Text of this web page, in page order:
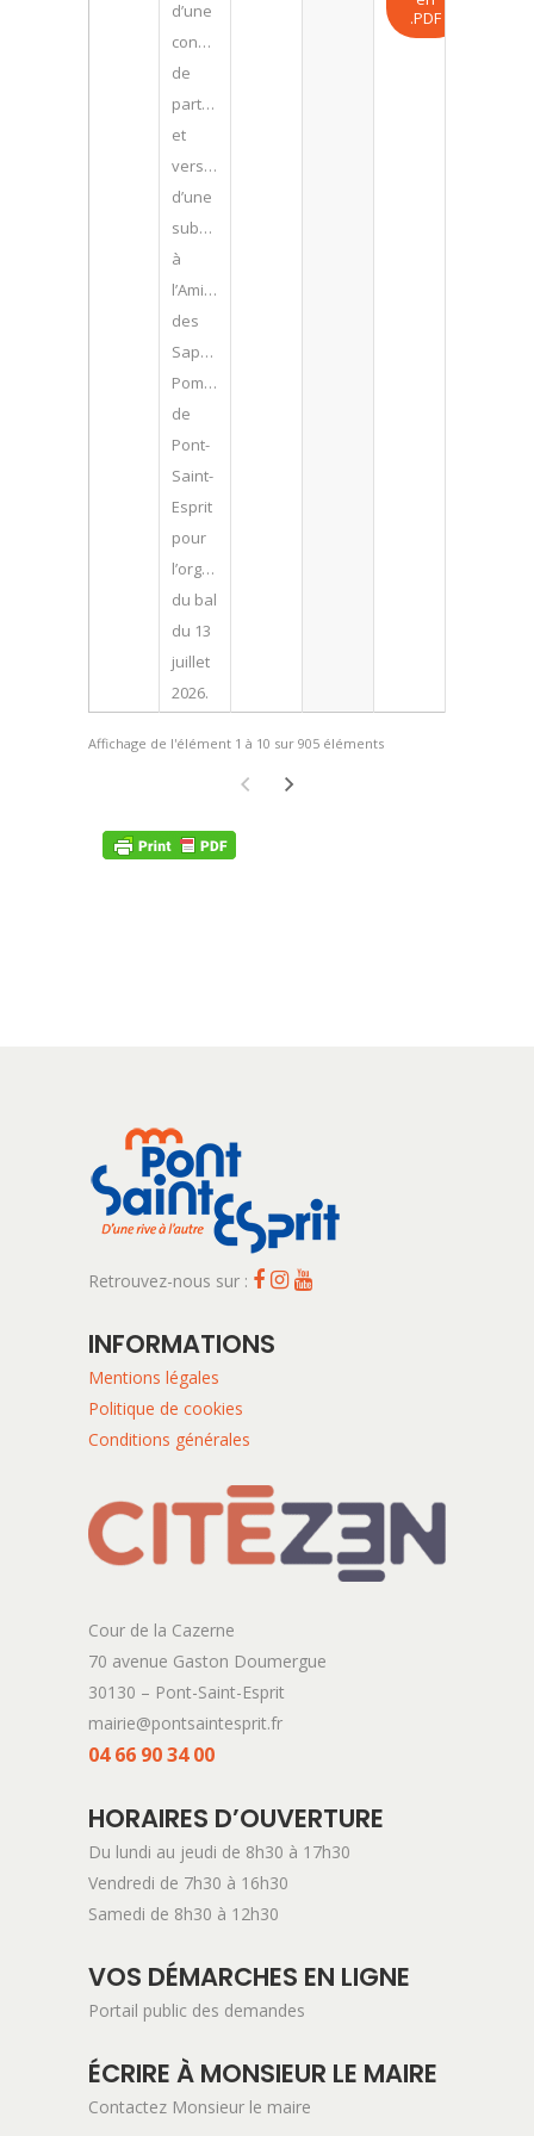
d’une
convention
de
partenariat
et
versement
d’une
subvention
à
l’Amicale
des
Sapeurs-
Pompiers
de
Pont-
Saint-
Esprit
pour
l’organisation
du bal
du 13
juillet
2026.
.PDF
Affichage de l'élément 1 à 10 sur 905 éléments
Retrouvez-nous sur :
INFORMATIONS
Mentions légales
Politique de cookies
Conditions générales
Cour de la Cazerne
70 avenue Gaston Doumergue
30130 – Pont-Saint-Esprit
mairie@pontsaintesprit.fr
04 66 90 34 00
HORAIRES D’OUVERTURE
Du lundi au jeudi de 8h30 à 17h30
Vendredi de 7h30 à 16h30
Samedi de 8h30 à 12h30
VOS DÉMARCHES EN LIGNE
Portail public des demandes
ÉCRIRE À MONSIEUR LE MAIRE
Contactez Monsieur le maire